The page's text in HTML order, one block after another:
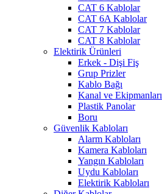
CAT 6 Kablolar
CAT 6A Kablolar
CAT 7 Kablolar
CAT 8 Kablolar
Elektirik Ürünleri
Erkek - Dişi Fiş
Grup Prizler
Kablo Bağı
Kanal ve Ekipmanları
Plastik Panolar
Boru
Güvenlik Kabloları
Alarm Kabloları
Kamera Kabloları
Yangın Kabloları
Uydu Kabloları
Elektirik Kabloları